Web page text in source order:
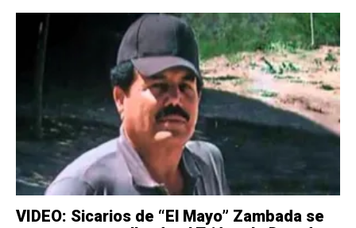
VIDEO: Sicarios de “El Mayo” Zambada se